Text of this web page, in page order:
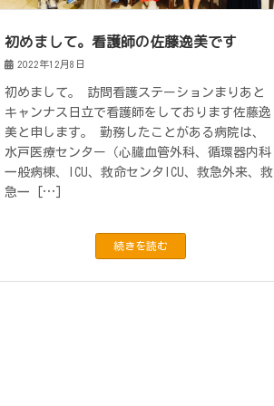
初めまして。看護師の佐藤逸美です
2022年12月8日
初めまして。 訪問看護ステーションまりあと
キャンナス日立で看護師をしております佐藤逸
美と申します。 勤務したことがある病院は、
水戸医療センター（心臓血管外科、循環器内科
一般病棟、ICU、救命センタICU、救急外来、救
急一 […]
続きを読む